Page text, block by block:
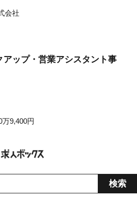
会社
ップ・営業アシスタント事
万9,400円